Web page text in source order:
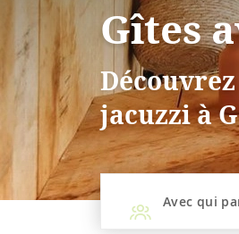
Gîtes
jacuzzi à
Avec qui